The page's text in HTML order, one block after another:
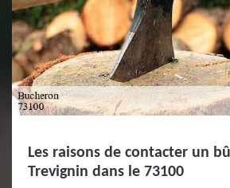
Les raisons de contacter un
Trevignin dans le 73100